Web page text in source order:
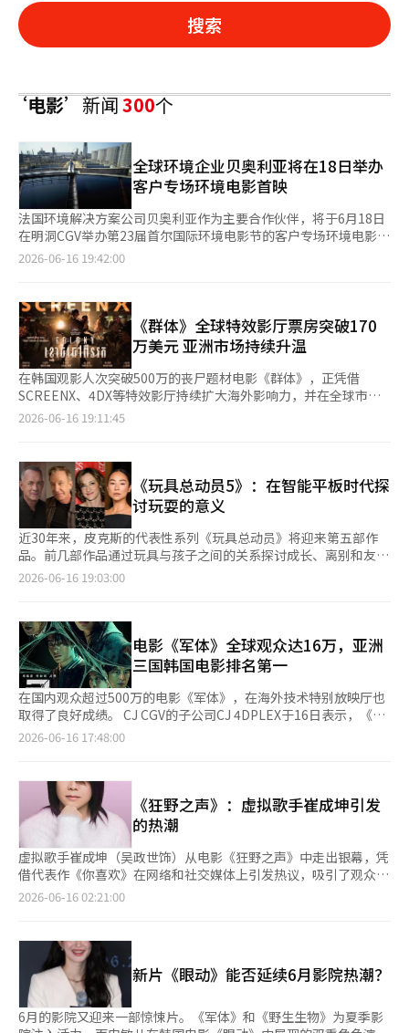
搜索
‘电影’新闻300个
全球环境企业贝奥利亚将在18日举办
客户专场环境电影首映
法国环境解决方案公司贝奥利亚作为主要合作伙伴，将于6月18日
在明洞CGV举办第23届首尔国际环境电影节的客户专场环境电影首
映。 此次首映旨在与热爱环境和文化的客户共同回顾生物多样性
为全球知名野生动物摄影师及导演文森特·穆尼耶（Vincent
Munier）的最新作品《森林的低语，2025》。该作品记录了在法
国博若莱山脉深处，一家三代人与自然互动的奇妙瞬间，并在
2026年塞萨尔电影节上获得最佳纪录片奖和最佳音响奖，作品质
量得到了认可。 首映活动将于下午6时开始，包含接待、首席执行
官欢迎致辞及嘉宾祝辞，最后进行电影观赏。特别的是，今年还将
举行庆祝韩法建交140周年的特别颁奖典礼等活动，进一步提升活
动的意义。 贝奥利亚韩国首席执行官埃尔维·佩诺（Hervé
客户，共同分享生态转型的愿景，我感到非常荣幸。特别是在庆祝
韩法建交140周年之际，希望通过放映的作品，大家能重新思考大
自然的壮丽和生物多样性的重要价值。” 成立于1853年的贝奥利
亚是全球领先的环境服务公司，专注于水质与水处理技术、废物处
理（包括有害废物管理）、碳排放及资源再生等领域。自1999年
进入韩国以来，贝奥利亚韩国在首尔总部及全国46个运营场所雇佣
了1100多名员工，提供工业用水服务、污水处理、废物回收及废
资源回收、能源管理等综合环境解决方案。 与此同时，第23届首
为“Ready, Climate, Action（准备，气候，行动）2026”，共放
映来自31个国家的120部作品。 特别的是，今年恰逢韩法建交140
周年，贝奥利亚将与电影节共同推出特别项目“法国聚焦”单元，
选定11部与法国相关的作品，深入介绍法国电影界对环境、生态和
社区问题的多层次看法。
2026-06-16 19:42:00
《群体》全球特效影厅票房突破170
万美元 亚洲市场持续升温
在韩国观影人次突破500万的丧尸题材电影《群体》，正凭借
SCREENX、4DX等特效影厅持续扩大海外影响力，并在全球市场
取得亮眼成绩。 希杰（CJ）CGV旗下电影技术公司CJ 4DPLEX于
SCREENX和4DX分别吸引约7万人次观众，SCREENX·4DX融合
观影人数约为2万人次。目前，该片已在包括韩国在内的亚洲、大
洋洲及欧洲等12个国家，通过118个特效影厅上映。 《群体》在多
个亚洲市场表现尤为突出。在中国台湾地区，该片创下历代韩国电
影特效影厅上映作品最高票房纪录；在马来西亚，则超越《挽救计
划》和《超级马力欧银河大电影》等作品，登上2026年特效影厅
上映影片票房榜首；在泰国，不仅创下今年特效影厅上映作品最高
开画票房成绩，同时刷新韩国电影特效影厅历史票房纪录。 除特
持续走高。据发行公司SHOWBOX日前公布的数据，自5月22日在
马来西亚上映以来，截至本月14日，累计观影人次已达151.1802
万，正式超越连续10年稳居榜首的《釜山行》，登顶马来西亚历代
韩国电影票房榜。 值得关注的是，目前马来西亚韩国电影票房榜
前三位分别为《群体》《釜山行》及《釜山行2：半岛》，且均由
延尚昊执导，展现出其作品在当地市场的持续号召力。 在印度尼
西亚，《群体》上映仅12天，累计观影人次便达到106.2394万，
升至当地历代韩国电影票房榜第二位。此外，该片在菲律宾、新加
第4位和第5位，持续扩大韩国电影在亚洲市场的影响力。 借助亚
洲市场的强劲势头，《群体》已于本月11日在老挝、澳大利亚和新
西兰上映，并于12日登陆越南市场。影片还计划于今年8月进军北
美市场，全球票房版图有望进一步扩大。
2026-06-16 19:11:45
《玩具总动员5》：在智能平板时代探
讨玩耍的意义
近30年来，皮克斯的代表性系列《玩具总动员》将迎来第五部作
品。前几部作品通过玩具与孩子之间的关系探讨成长、离别和友谊
的意义，而《玩具总动员5》则直面数字设备和屏幕如何改变孩子
视频记者见面会举行。此次见面会邀请了导演麦肯娜·哈里斯，以
及配音演员汤姆·汉克斯（饰演伍迪）、蒂姆·艾伦（饰演巴
斯）、乔安·库萨克（饰演杰西）和新角色莉莉帕德的格蕾塔·
李，共同讨论作品。《玩具总动员5》讲述了因新朋友智能平
板“莉莉帕德”的出现，杰西、伍迪、巴斯等玩具面临前所未有的
危机，重新团结在一起，展开不可预测的旅程。曾凭借《海底总动
员》和《机器人总动员》两度获得美国奥斯卡最佳动画长片奖的安
德鲁·斯坦顿担任导演，曾担任《元素方程式》制片人的麦肯娜·
直接关注当今孩子们所处的现实。玩具陪伴的玩耍时间，正在迅速
被智能设备和屏幕的时间所取代。麦肯娜·哈里斯导演表
示：“《玩具总动员5》中最大的进展是直接探讨当今儿童的生活
现实。如今的孩子们花在iPad、各种设备和屏幕上的时间远远超过
与玩具玩耍的时间。”他进一步指出：“这种困难比之前电影中玩
具们所面临的任何困难都要大。因此，作为主角的杰西会感到很大
的担忧。这一次，我们以全新的方式展现了主角孩子的想象力。虽
然之前的作品也有趣地处理了孩子们的玩耍方式和想象力，但这次
将技术简单地描绘成反派。在看似是数字设备与玩具之间的对抗
中，作品所关注的是在变化的时代中玩耍和连接的意义。哈里斯导
演表示：“技术改变了每个人的生活。我们在思考这对我们和孩子
们意味着什么。我们不能简单地将技术描绘成坏人。无论时代如何
变化，玩耍都是人类的本能。我认为儿童时期的好奇心和想象力是
与生俱来的。《玩具总动员5》的关键词是连接。每个人都渴望与
2026-06-16 19:03:00
电影《军体》全球观众达16万，亚洲
三国韩国电影排名第一
在国内观众超过500万的电影《军体》，在海外技术特别放映厅也
取得了良好成绩。 CJ CGV的子公司CJ 4DPLEX于16日表示，《军
体》通过SCREENX和4DX等技术特别放映厅，全球累计观众约16
2万。目前，《军体》在包括韩国在内的亚洲、大洋洲和欧洲等12
个国家的55个SCREENX放映厅、53个4DX放映厅和10个
SCREENX与4DX综合放映厅共118个技术特别放映厅上映。 在主
要的亚洲市场上，成绩也在持续。台湾地区创下了历年来韩国电影
在技术特别放映厅上映的最高票房成绩。在马来西亚，《军体》超
越了《项目海梅里》和《超级马里奥银河》等影片，成为2026年
技术特别放映厅上映影片的票房冠军。在泰国，今年技术特别放映
厅上映影片中，《军体》也取得了最佳首周票房，并创下了历年来
场神秘感染事件导致封闭大楼内，孤立生存者与不断进化的感染者
之间的对抗。大规模的群体场景和追逐序列通过SCREENX和4DX
格式得以呈现，吸引了海外观众的选择。 此次成绩的意义在于，
韩国电影与国内开发的技术特别放映厅格式在海外市场的共同消
费。这不仅是内容出口的体现，也是扩展影院观影体验的案例。
《军体》将在澳大利亚、越南和柬埔寨之后，预计于8月在北美上
2026-06-16 17:48:00
《狂野之声》：虚拟歌手崔成坤引发
的热潮
虚拟歌手崔成坤（吴政世饰）从电影《狂野之声》中走出银幕，凭
借代表作《你喜欢》在网络和社交媒体上引发热议，吸引了观众的
关注。观众们不仅仅停留在观看电影，还开始听角色的歌曲，参与
舞蹈组合“三角形”在20年后重新崛起的故事。吴政世在片中饰演
的“情歌王子”崔成坤演唱了代表作《你喜欢》。虽然在电影中
是“三角形”的对手，但在现实中却成为了最受观众欢迎的角色。
反响从数据中可见一斑。6月2日下午6点发布的《你喜欢》音乐视
频，截至6月15日上午10点已获得229万次观看。该曲的舞台剪辑
2026-06-16 02:21:00
新片《眼动》能否延续6月影院热潮？
6月的影院又迎来一部惊悚片。《军体》和《野生生物》为夏季影